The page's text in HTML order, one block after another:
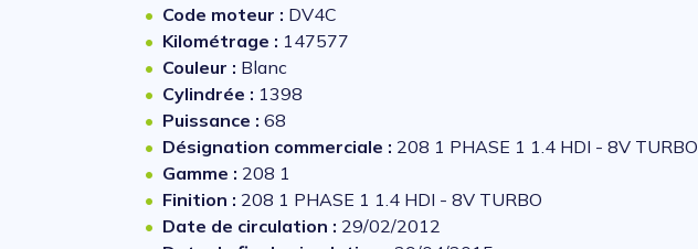
Code moteur : DV4C
Kilométrage : 147577
Couleur : Blanc
Cylindrée : 1398
Puissance : 68
Désignation commerciale : 208 1 PHASE 1 1.4 HDI - 8V TURBO
Gamme : 208 1
Finition : 208 1 PHASE 1 1.4 HDI - 8V TURBO
Date de circulation : 29/02/2012